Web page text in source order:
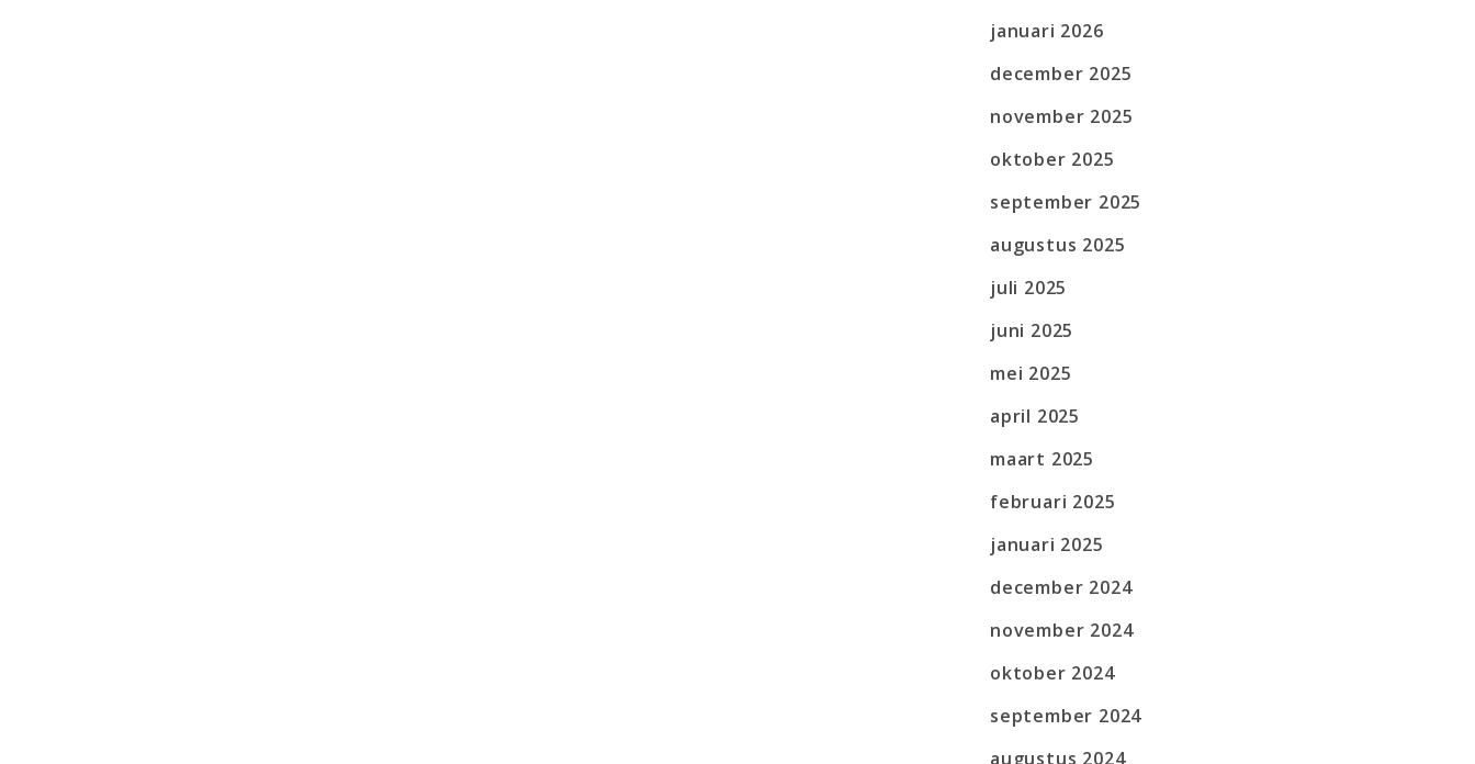
januari 2026
december 2025
november 2025
oktober 2025
september 2025
augustus 2025
juli 2025
juni 2025
mei 2025
april 2025
maart 2025
februari 2025
januari 2025
december 2024
november 2024
oktober 2024
september 2024
augustus 2024